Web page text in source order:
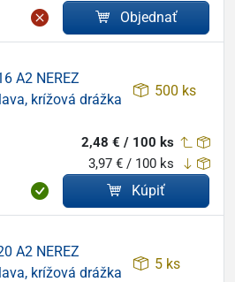
Objednať
A2 NEREZ
krížová drážka
500 ks
2,48 € / 100 ks
3,97 € / 100 ks
Kúpiť
A2 NEREZ
krížová drážka
5 ks